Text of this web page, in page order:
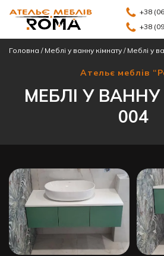
+38
+38
Головна / Меблі у ванну кімнату / Меблі у
Ательє меблів
МЕБЛІ У
004